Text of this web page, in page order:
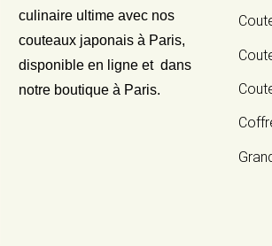
culinaire ultime avec nos
couteaux japonais à Paris,
disponible en ligne et dans
notre boutique à Paris.